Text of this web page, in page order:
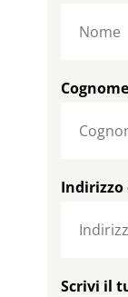
Cognome
Indirizzo
Scrivi il